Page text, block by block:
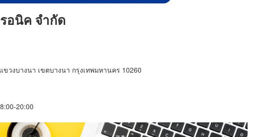
อนิค จำกัด
วงบางนา เขตบางนา กรุงเทพมหานคร 10260
20:00